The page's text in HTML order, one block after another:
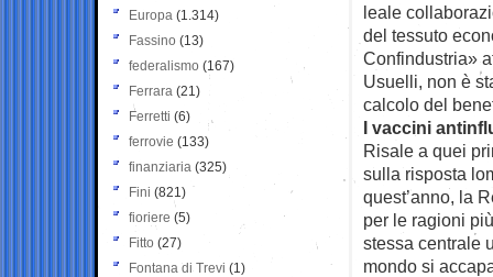
leale
del tessuto
Confindustria»
Usuelli, non è
calcolo del
I vaccini
Risale a quei
sulla risposta
quest’anno, la
per le ragioni
stessa centrale
mondo si
Europa (1.314)
Fassino (13)
federalismo (167)
Ferrara (21)
Ferretti (6)
ferrovie (133)
finanziaria (325)
Fini (821)
fioriere (5)
Fitto (27)
Fontana di Trevi (1)